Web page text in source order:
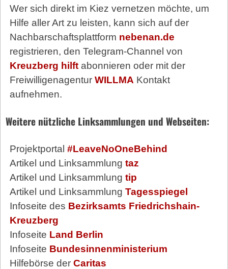
Wer sich direkt im Kiez vernetzen möchte, um
Hilfe aller Art zu leisten, kann sich auf der
Nachbarschaftsplattform nebenan.de
registrieren, den Telegram-Channel von
Kreuzberg hilftabonnieren oder mit der
Freiwilligenagentur WILLMA Kontakt
aufnehmen.
Weitere nützliche Linksammlungen und Webseiten:
Projektportal #LeaveNoOneBehind
Artikel und Linksammlung taz
Artikel und Linksammlung tip
Artikel und Linksammlung Tagesspiegel
Infoseite des Bezirksamts Friedrichshain-
Kreuzberg
Infoseite Land Berlin
Infoseite Bundesinnenministerium
Hilfebörse der Caritas